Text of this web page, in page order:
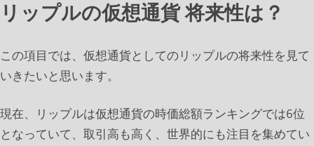
リップルの仮想通貨 将来性は？
この項目では、仮想通貨としてのリップルの将来性を見て
いきたいと思います。
現在、リップルは仮想通貨の時価総額ランキングでは6位
となっていて、取引高も高く、世界的にも注目を集めてい